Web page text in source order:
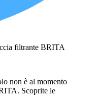
filtrante BRITA
non è al momento
Scoprite le